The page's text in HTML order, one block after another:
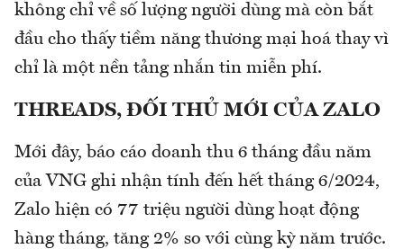
không chỉ về số lượng người dùng mà còn bắt
đầu cho thấy tiềm năng thương mại hoá thay vì
chỉ là một nền tảng nhắn tin miễn phí.
THREADS, ĐỐI THỦ MỚI CỦA ZALO
Mới đây, báo cáo doanh thu 6 tháng đầu năm
của VNG ghi nhận tính đến hết tháng 6/2024,
Zalo hiện có 77 triệu người dùng hoạt động
hàng tháng, tăng 2% so với cùng kỳ năm trước.